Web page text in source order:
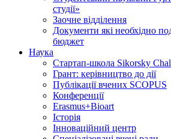
студії»
Заочне відділення
Документи які необхідно
бюджет
Наука
Стартап-школа Sikorsky
Грант: керівництво до дії
Публікації вчених SCOPUS
Конференції
Erasmus+Bioart
Історія
Інноваційний центр